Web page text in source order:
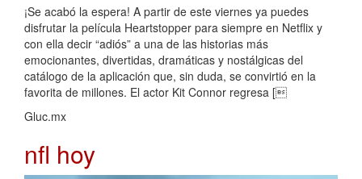
¡Se acabó la espera! A partir de este viernes ya puedes
disfrutar la película Heartstopper para siempre en Netflix y
con ella decir “adiós” a una de las historias más
emocionantes, divertidas, dramáticas y nostálgicas del
catálogo de la aplicación que, sin duda, se convirtió en la
favorita de millones. El actor Kit Connor regresa [
Gluc.mx
nfl hoy